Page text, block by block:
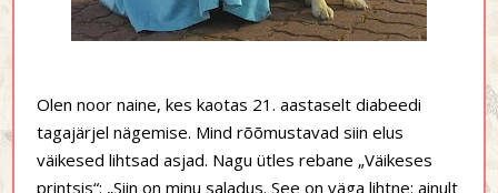
Olen noor naine, kes kaotas 21. aastaselt diabeedi
tagajärjel nägemise. Mind rõõmustavad siin elus
väikesed lihtsad asjad. Nagu ütles rebane „Väikeses
printsis“: „Siin on minu saladus. See on väga lihtne: ainult